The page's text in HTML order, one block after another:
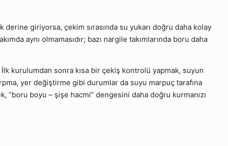
giriyorsa, çekim sırasında su yukarı doğru daha kolay
aynı olmamasıdır; bazı nargile takımlarında boru daha
kurulumdan sonra kısa bir çekiş kontrolü yapmak, suyun
yer değiştirme gibi durumlar da suyu marpuç tarafına
“boru boyu – şişe hacmi” dengesini daha doğru kurmanızı